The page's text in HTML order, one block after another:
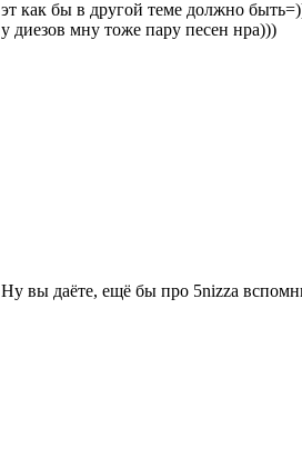
эт как бы в другой теме должно
у диезов мну тоже пару песен нра)))
Ну вы даёте, ещё бы про 5nizza